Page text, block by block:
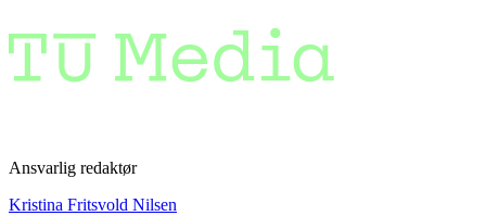
Ansvarlig redaktør
Kristina Fritsvold Nilsen